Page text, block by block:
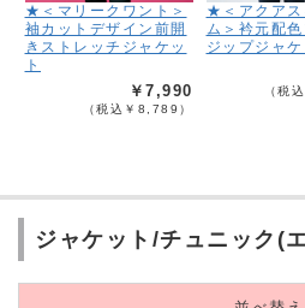
★＜マリークワント＞
袖カットデザイン前開
きストレッチジャケッ
ト
￥7,990
（税込￥8,789）
★＜アクアス
ム＞衿元配色
ジップジャケ
（税
ジャケット/チュニック(